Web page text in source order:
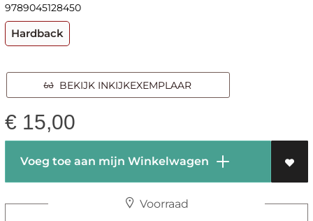
9789045128450
Hardback
BEKIJK INKIJKEXEMPLAAR
€ 15,00
Voeg toe aan mijn Winkelwagen
Voorraad